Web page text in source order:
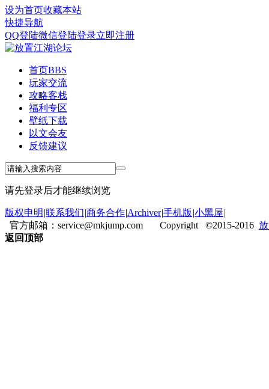
设为首页收藏本站
快捷导航
QQ登陆微信登陆登录立即注册
首页BBS
玩家交流
攻略客栈
福利专区
壁纸下载
以文会友
反馈建议
请先登录后才能继续浏览
版权申明 |联系我们|商务合作|Archiver|手机版 |小黑屋|
官方邮箱：service@mkjump.com Copyright ©2015-2016
返回顶部